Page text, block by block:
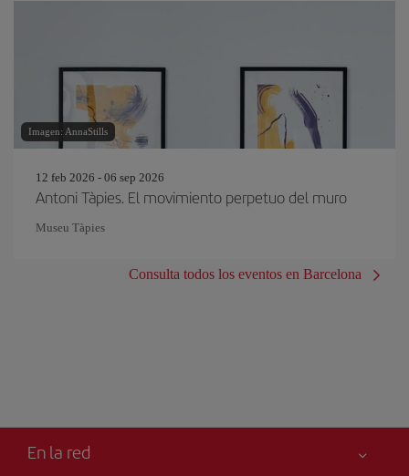
Imagen: AnnaStills
12 feb 2026 - 06 sep 2026
Antoni Tàpies. El movimiento perpetuo del muro
Museu Tàpies
Consulta todos los eventos en Barcelona
En la red